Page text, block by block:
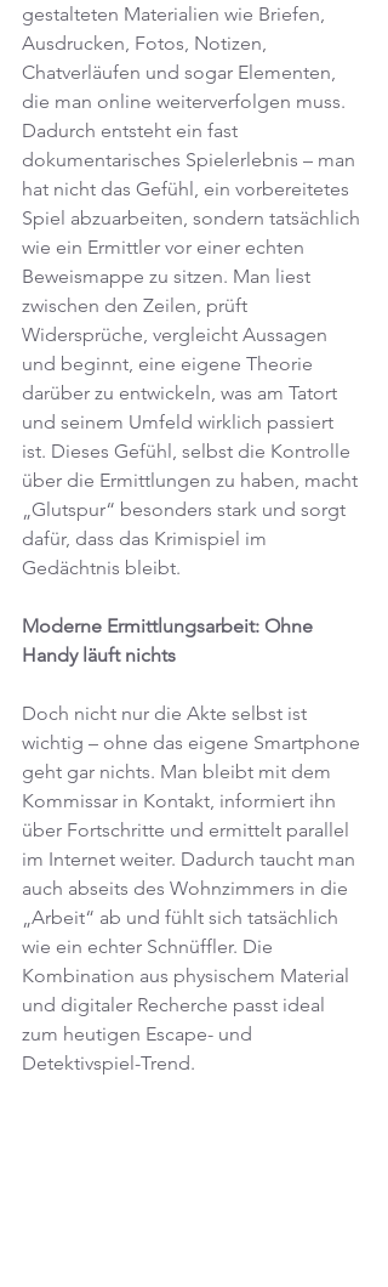
gestalteten Materialien wie Briefen,
Ausdrucken, Fotos, Notizen,
Chatverläufen und sogar Elementen,
die man online weiterverfolgen muss.
Dadurch entsteht ein fast
dokumentarisches Spielerlebnis – man
hat nicht das Gefühl, ein vorbereitetes
Spiel abzuarbeiten, sondern tatsächlich
wie ein Ermittler vor einer echten
Beweismappe zu sitzen. Man liest
zwischen den Zeilen, prüft
Widersprüche, vergleicht Aussagen
und beginnt, eine eigene Theorie
darüber zu entwickeln, was am Tatort
und seinem Umfeld wirklich passiert
ist. Dieses Gefühl, selbst die Kontrolle
über die Ermittlungen zu haben, macht
„Glutspur“ besonders stark und sorgt
dafür, dass das Krimispiel im
Gedächtnis bleibt.
Moderne Ermittlungsarbeit: Ohne
Handy läuft nichts
Doch nicht nur die Akte selbst ist
wichtig – ohne das eigene Smartphone
geht gar nichts. Man bleibt mit dem
Kommissar in Kontakt, informiert ihn
über Fortschritte und ermittelt parallel
im Internet weiter. Dadurch taucht man
auch abseits des Wohnzimmers in die
„Arbeit“ ab und fühlt sich tatsächlich
wie ein echter Schnüffler. Die
Kombination aus physischem Material
und digitaler Recherche passt ideal
zum heutigen Escape- und
Detektivspiel-Trend.